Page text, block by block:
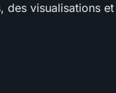
visualisations